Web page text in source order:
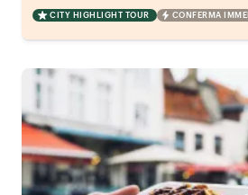
CITY HIGHLIGHT TOUR CONFERMA